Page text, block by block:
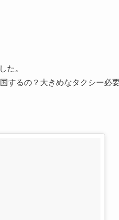
た。
するの？大きめなタクシー必